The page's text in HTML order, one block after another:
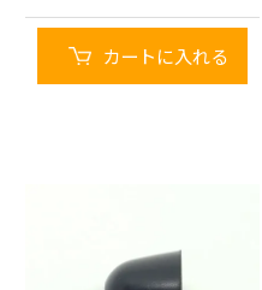
カートに入れる